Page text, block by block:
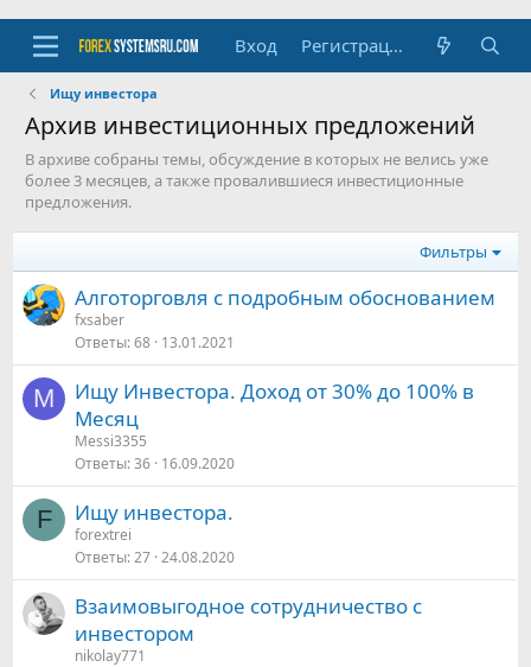
Вход Регистрация
Ищу инвестора
Архив инвестиционных предложений
В архиве собраны темы, обсуждение в которых не велись уже
более 3 месяцев, а также провалившиеся инвестиционные
предложения.
Фильтры
Алготорговля с подробным обоснованием
fxsaber
Ответы 68 13.01.2021
M
Ищу Инвестора. Доход от 30% до 100% в
Месяц
Messi3355
Ответы 36 16.09.2020
F Ищу инвестора.
forextrei
Ответы 27 24.08.2020
Взаимовыгодное сотрудничество с
инвестором
nikolay771